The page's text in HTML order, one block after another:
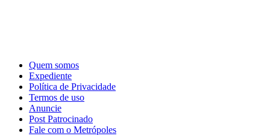
Quem somos
Expediente
Política de Privacidade
Termos de uso
Anuncie
Post Patrocinado
Fale com o Metrópoles